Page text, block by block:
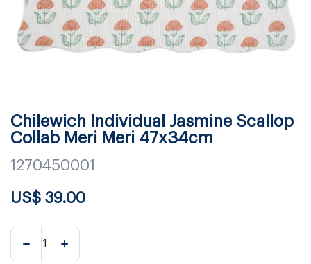
Chilewich Individual Jasmine Scallop
Collab Meri Meri 47x34cm
1270450001
US$ 39.00